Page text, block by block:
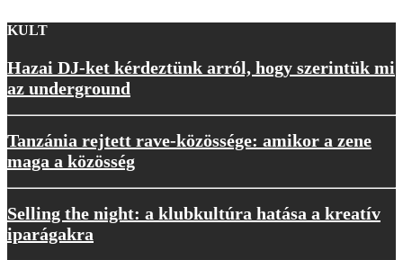
KULT
Hazai DJ-ket kérdeztünk arról, hogy szerintük mi
az underground
Tanzánia rejtett rave-közössége: amikor a zene
maga a közösség
Selling the night: a klubkultúra hatása a kreatív
iparágakra